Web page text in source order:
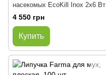
насекомых EcoKill Inox 2x6 Вт
4 550 грн
Купить